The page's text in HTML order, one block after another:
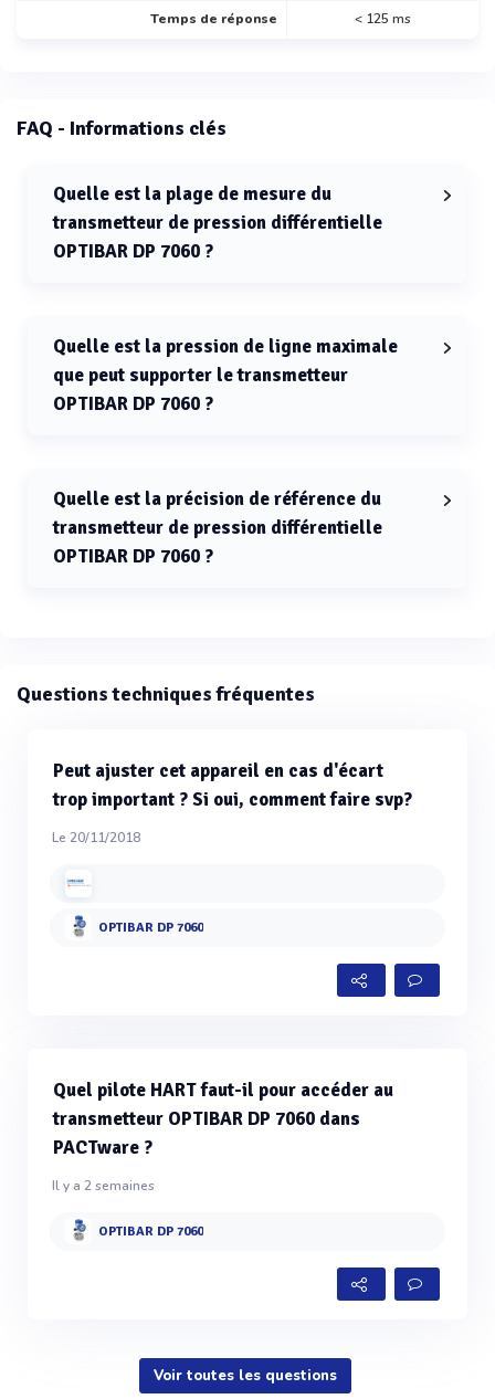
Temps de réponse < 125 ms
FAQ - Informations clés
Quelle est la plage de mesure du
transmetteur de pression différentielle
OPTIBAR DP 7060 ?
Quelle est la pression de ligne maximale
que peut supporter le transmetteur
OPTIBAR DP 7060 ?
Quelle est la précision de référence du
transmetteur de pression différentielle
OPTIBAR DP 7060 ?
Questions techniques fréquentes
Peut ajuster cet appareil en cas d'écart
trop important ? Si oui, comment faire svp?
Le 20/11/2018
OPTIBAR DP 7060
Quel pilote HART faut-il pour accéder au
transmetteur OPTIBAR DP 7060 dans
PACTware ?
Il y a 2 semaines
OPTIBAR DP 7060
Voir toutes les questions